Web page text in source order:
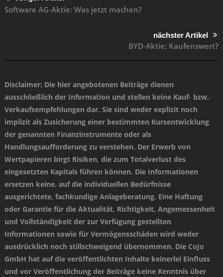
Software AG-Aktie: Was jetzt machen?
nächster Artikel
BYD-Aktie: Kaufenswert?
Disclaimer: Die hier angebotenen Beiträge dienen
ausschließlich der Information und stellen keine Kauf- bzw.
Verkaufsempfehlungen dar. Sie sind weder explizit noch
implizit als Zusicherung einer bestimmten Kursentwicklung
der genannten Finanzinstrumente oder als
Handlungsaufforderung zu verstehen. Der Erwerb von
Wertpapieren birgt Risiken, die zum Totalverlust des
eingesetzten Kapitals führen können. Die Informationen
ersetzen keine, auf die individuellen Bedürfnisse
ausgerichtete, fachkundige Anlageberatung. Eine Haftung
oder Garantie für die Aktualität, Richtigkeit, Angemessenheit
und Vollständigkeit der zur Verfügung gestellten
Informationen sowie für Vermögensschäden wird weder
ausdrücklich noch stillschweigend übernommen. Die CoJo
GmbH hat auf die veröffentlichten Inhalte keinerlei Einfluss
und vor Veröffentlichung der Beiträge keine Kenntnis über